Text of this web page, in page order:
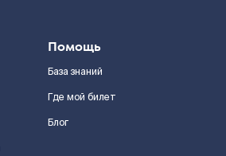
Помощь
База знаний
Где мой билет
Блог